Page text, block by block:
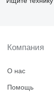
Компания
О нас
Помощь